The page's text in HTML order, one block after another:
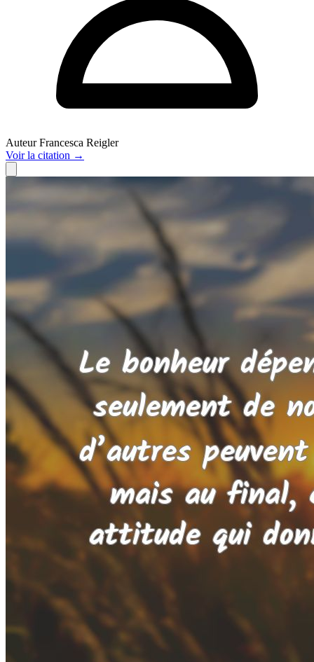
Auteur Francesca Reigler
Voirla citation →